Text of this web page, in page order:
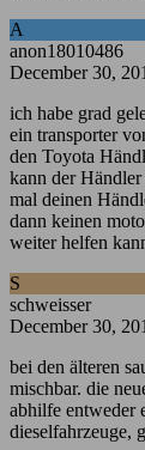
A
anon18010486
December 30,
ich habe grad
ein transporter
den Toyota
kann der Händler
mal deinen
dann keinen
weiter helfen
S
schweisser
December 30,
bei den älteren
mischbar. die
abhilfe entweder
dieselfahrzeuge,